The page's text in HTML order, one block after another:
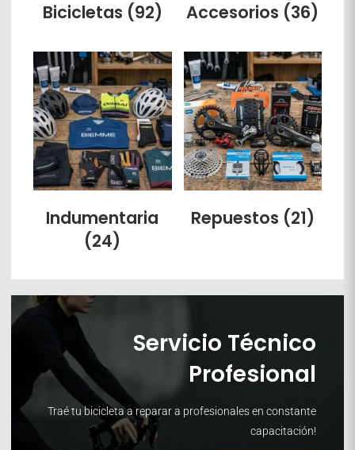
Bicicletas (92) Accesorios (36)
Indumentaria
(24)
Repuestos (21)
Servicio Técnico
Profesional
Traé tu bicicleta a reparar a profesionales en constante
capacitación!